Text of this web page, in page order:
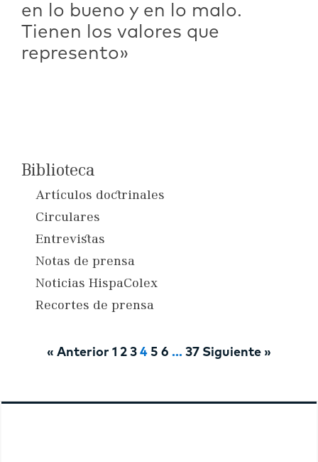
en lo bueno y en lo malo.
Tienen los valores que
represento»
Biblioteca
Artículos doctrinales
Circulares
Entrevistas
Notas de prensa
Noticias HispaColex
Recortes de prensa
« Anterior 1 2 3 4 5 6 … 37 Siguiente »